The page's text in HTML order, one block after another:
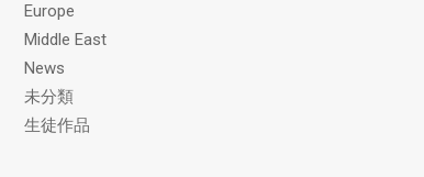
Europe
Middle East
News
未分類
生徒作品